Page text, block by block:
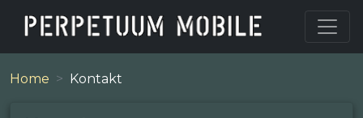
Home Kontakt